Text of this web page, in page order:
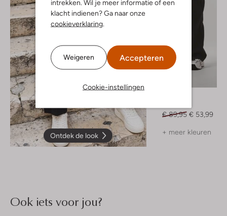
intrekken. Wil je meer informatie of een
klacht indienen? Ga naar onze
cookieverklaring
Weigeren Accepteren
Cookie-instellingen
Ontdek de look
€ 89,95 € 53,99
+ meer kleuren
Ook iets voor jou?